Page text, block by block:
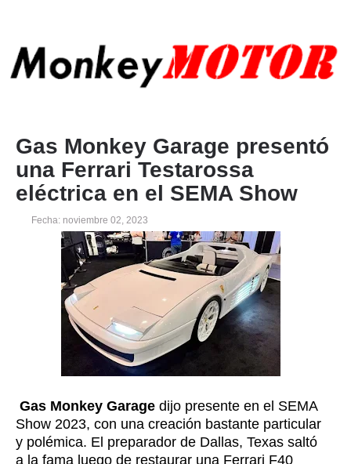
Gas Monkey Garage presentó
una Ferrari Testarossa
eléctrica en el SEMA Show
Fecha: noviembre 02, 2023
Gas Monkey Garage dijo presente en el SEMA
Show 2023, con una creación bastante particular
y polémica. El preparador de Dallas, Texas saltó
a la fama luego de restaurar una Ferrari F40